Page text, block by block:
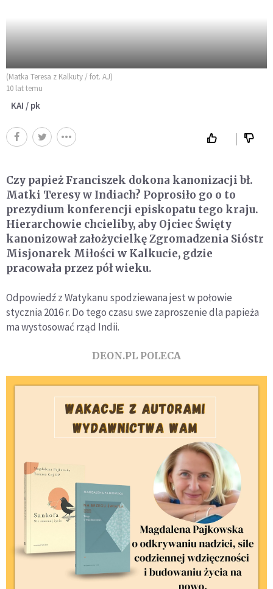
(Matka Teresa z Kalkuty / fot. AJ)
10 lat temu
KAI / pk
Czy papież Franciszek dokona kanonizacji bł.
Matki Teresy w Indiach? Poprosiło go o to
prezydium konferencji episkopatu tego kraju.
Hierarchowie chcieliby, aby Ojciec Święty
kanonizował założycielkę Zgromadzenia Sióstr
Misjonarek Miłości w Kalkucie, gdzie
pracowała przez pół wieku.
Odpowiedź z Watykanu spodziewana jest w połowie
stycznia 2016 r. Do tego czasu swe zaproszenie dla papieża
ma wystosować rząd Indii.
DEON.PL POLECA